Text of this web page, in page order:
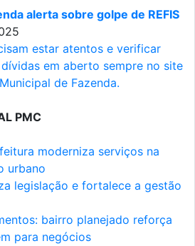
alerta sobre golpe de REFIS
estar atentos e verificar
em aberto sempre no site
de Fazenda.
PMC
moderniza serviços na
urbano
legislação e fortalece a gestão
bairro planejado reforça
para negócios